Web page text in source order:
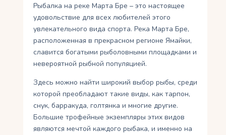
Рыбалка на реке Марта Бре – это настоящее
удовольствие для всех любителей этого
увлекательного вида спорта. Река Марта Бре,
расположенная в прекрасном регионе Ямайки,
славится богатыми рыболовными площадками и
невероятной рыбной популяцией.
Здесь можно найти широкий выбор рыбы, среди
которой преобладают такие виды, как тарпон,
снук, барракуда, голтянка и многие другие.
Большие трофейные экземпляры этих видов
являются мечтой каждого рыбака, и именно на